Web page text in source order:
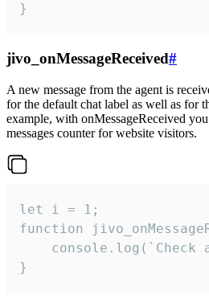
}
jivo_onMessageReceived#
A new message from the agent is
for the default chat label as well as for
example, with onMessageReceived
messages counter for website visitors.
let i = 1;
function
}